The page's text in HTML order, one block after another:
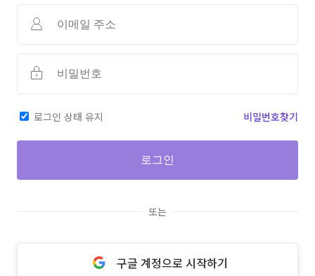
로그인 상태 유지 비밀번호찾기
로그인
또는
구글 계정으로 시작하기